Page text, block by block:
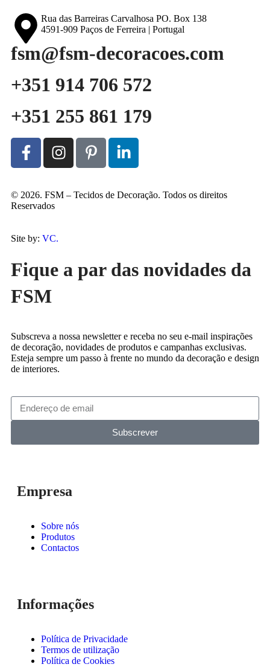
Rua das Barreiras Carvalhosa PO. Box 138
4591-909 Paços de Ferreira | Portugal
fsm@fsm-decoracoes.com
+351 914 706 572
+351 255 861 179
© 2026. FSM – Tecidos de Decoração. Todos os direitos
Reservados
Site by: VC.
Fique a par das novidades da
FSM
Subscreva a nossa newsletter e receba no seu e-mail inspirações
de decoração, novidades de produtos e campanhas exclusivas.
Esteja sempre um passo à frente no mundo da decoração e design
de interiores.
Subscrever
Empresa
Sobre nós
Produtos
Contactos
Informações
Política de Privacidade
Termos de utilização
Política de Cookies